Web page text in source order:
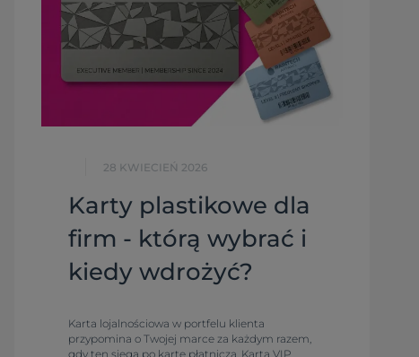
28 KWIECIEŃ 2026
Karty plastikowe dla
firm - którą wybrać i
kiedy wdrożyć?
Karta lojalnościowa w portfelu klienta
przypomina o Twojej marce za każdym razem,
gdy ten sięga po kartę płatniczą. Karta VIP